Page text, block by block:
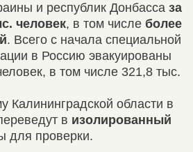
и республик Донбасса за
человек, в том числе более
. Всего с начала специальной
в Россию эвакуированы
в том числе 321,8 тыс.
Калининградской области в
в изолированный
для проверки.